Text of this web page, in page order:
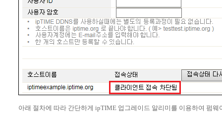
아래 절차에 따라 간단하게 ipTIME 업그레이드 알리미를 이용하여 펌